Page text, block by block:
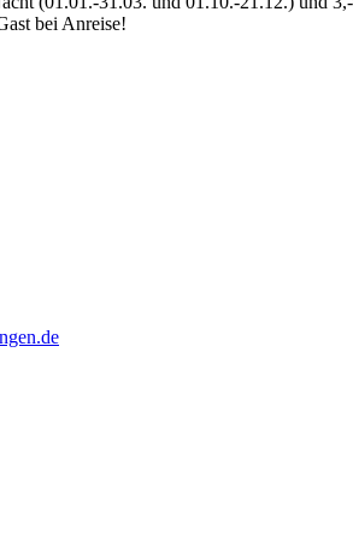
bei Anreise!